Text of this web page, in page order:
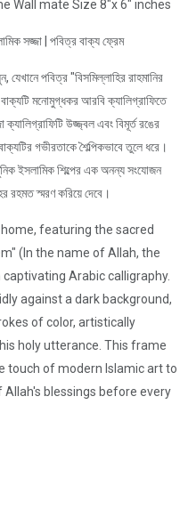
Wall mate Size 8"x 6" inches
সজ্জা | পবিত্র বাক্য ফ্রেম
পবিত্র "বিসমিল্লাহির রাহমানির
মনোমুগ্ধকর আরবি ক্যালিগ্রাফিতে
উজ্জ্বল এবং বিমূর্ত রঙের
গভীরতাকে শৈল্পিকভাবে তুলে ধরে।
ইসলামিক শিল্পের এক অনন্য সংযোজন
স্মরণ করিয়ে দেবে।
featuring the sacred
(In the name of Allah, the
Arabic calligraphy.
against a dark background,
of color, artistically
holy utterance. This frame
touch of modern Islamic art to
blessings before every